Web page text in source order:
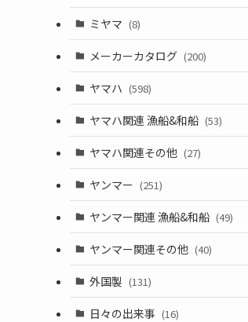
ミヤマ (8)
メーカーカタログ (200)
ヤマハ (598)
ヤマハ関連 漁船&和船 (53)
ヤマハ関連その他 (27)
ヤンマー (251)
ヤンマー関連 漁船&和船 (49)
ヤンマー関連その他 (40)
外国製 (131)
日々の出来事 (16)